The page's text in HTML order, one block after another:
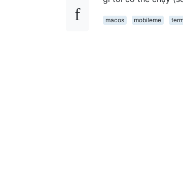
macos mobileme